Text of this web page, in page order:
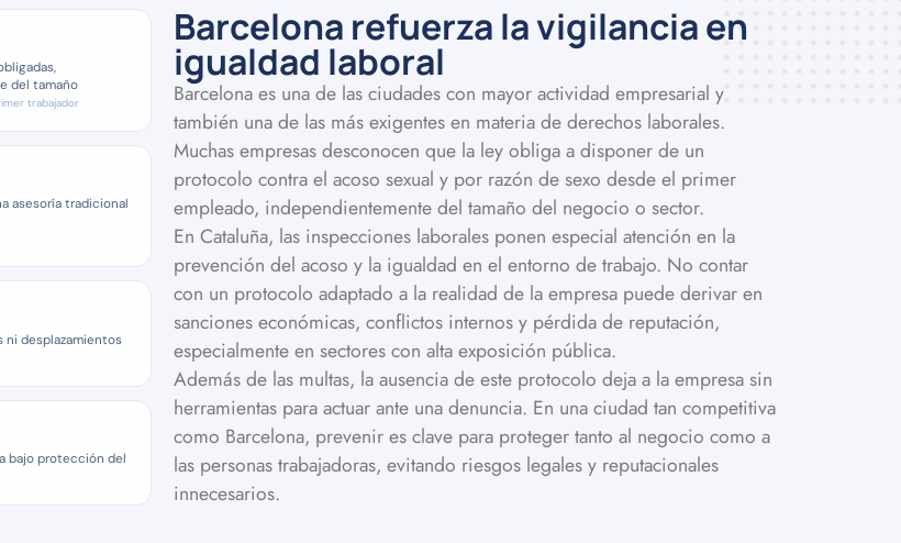
del tamaño
trabajador
asesoría tradicional
ni desplazamientos
bajo protección del
Barcelona refuerza la vigilancia en
igualdad laboral
Barcelona es una de las ciudades con mayor actividad empresarial y
también una de las más exigentes en materia de derechos laborales.
Muchas empresas desconocen que la ley obliga a disponer de un
protocolo contra el acoso sexual y por razón de sexo desde el primer
empleado, independientemente del tamaño del negocio o sector.
En Cataluña, las inspecciones laborales ponen especial atención en la
prevención del acoso y la igualdad en el entorno de trabajo. No contar
con un protocolo adaptado a la realidad de la empresa puede derivar en
sanciones económicas, conflictos internos y pérdida de reputación,
especialmente en sectores con alta exposición pública.
Además de las multas, la ausencia de este protocolo deja a la empresa sin
herramientas para actuar ante una denuncia. En una ciudad tan competitiva
como Barcelona, prevenir es clave para proteger tanto al negocio como a
las personas trabajadoras, evitando riesgos legales y reputacionales
innecesarios.